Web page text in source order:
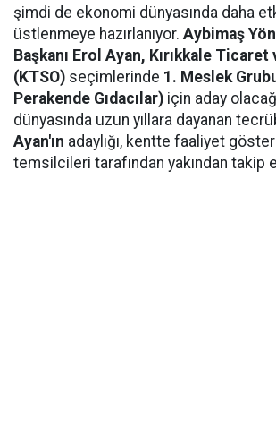
şimdi de ekonomi dünyasında daha
üstlenmeye hazırlanıyor. Aybimaş
Başkanı Erol Ayan, Kırıkkale Ticaret
(KTSO) seçimlerinde 1. Meslek
Perakende Gıdacılar) için aday
dünyasında uzun yıllara dayanan
Ayan'ın adaylığı, kentte faaliyet
temsilcileri tarafından yakından takip